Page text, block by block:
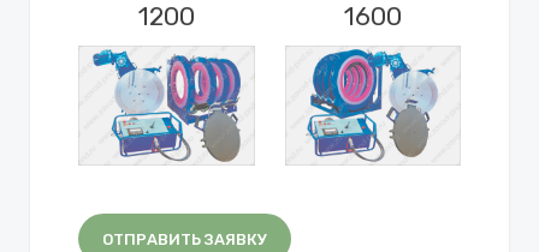
1200
1600
ОТПРАВИТЬ ЗАЯВКУ